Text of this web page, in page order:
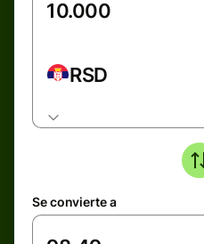
RSD
Se convierte a